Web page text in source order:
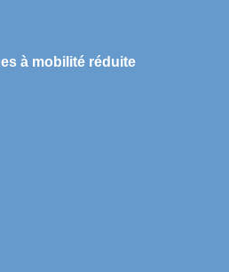
à mobilité réduite